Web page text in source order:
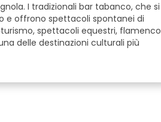
I tradizionali bar tabanco, che si
e offrono spettacoli spontanei di
spettacoli equestri, flamenco
delle destinazioni culturali più